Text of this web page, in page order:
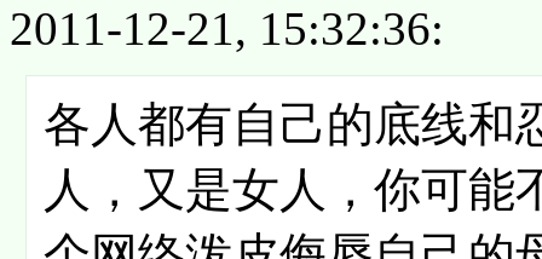
2011-12-21, 15:32:36:
各人都有自己的底线和
人，又是女人，你可能